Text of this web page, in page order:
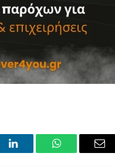
LinkedIn WhatsApp